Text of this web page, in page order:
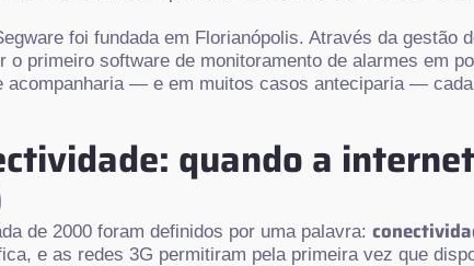
foi fundada em Florianópolis. Através da
o primeiro software de monitoramento de alarmes em
acompanharia — e em muitos casos anteciparia —
quando a
de 2000 foram definidos por uma palavra:
e as redes 3G permitiram pela primeira vez que